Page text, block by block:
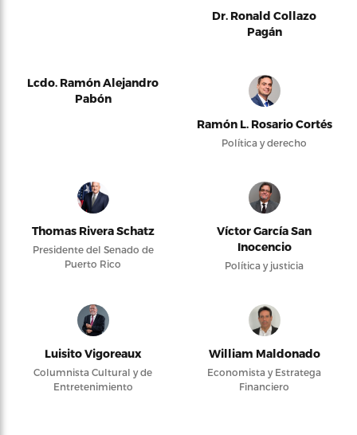
Dr. Ronald Collazo
Pagán
Lcdo. Ramón Alejandro
Pabón
Ramón L. Rosario Cortés
Política y derecho
Thomas Rivera Schatz
Presidente del Senado de
Puerto Rico
Víctor García San
Inocencio
Política y justicia
Luisito Vigoreaux
Columnista Cultural y de
Entretenimiento
William Maldonado
Economista y Estratega
Financiero